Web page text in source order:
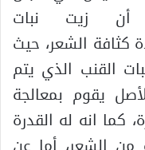
أن زيت نبات
الشعر، حيث
القنب الذي يتم
يقوم بمعالجة
كما انه له القدرة